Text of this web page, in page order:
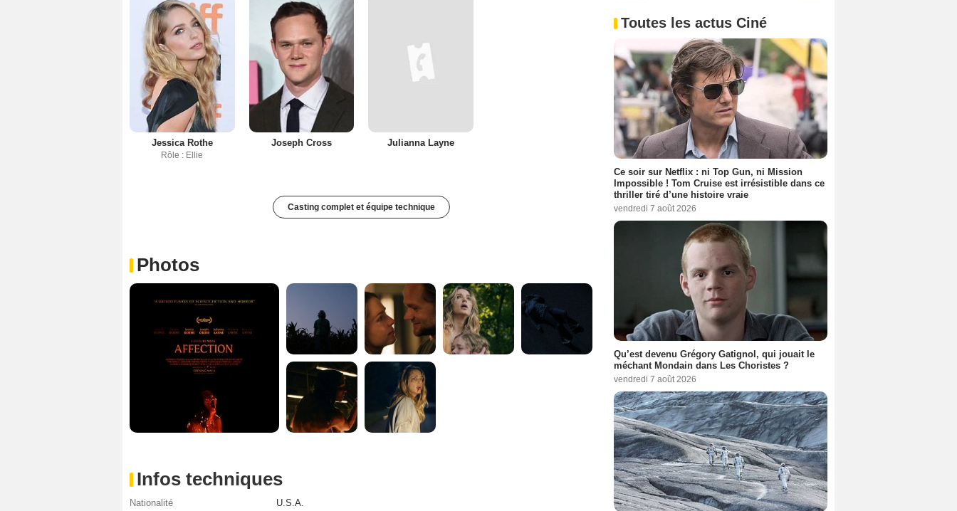
Jessica Rothe
Rôle : Ellie
Joseph Cross Julianna Layne
Casting complet et équipe technique
Photos
Infos techniques
Nationalité
U.S.A.
Toutes les actus Ciné
Ce soir sur Netflix : ni Top Gun, ni Mission
Impossible ! Tom Cruise est irrésistible dans ce
thriller tiré d’une histoire vraie
vendredi 7 août 2026
Qu’est devenu Grégory Gatignol, qui jouait le
méchant Mondain dans Les Choristes ?
vendredi 7 août 2026